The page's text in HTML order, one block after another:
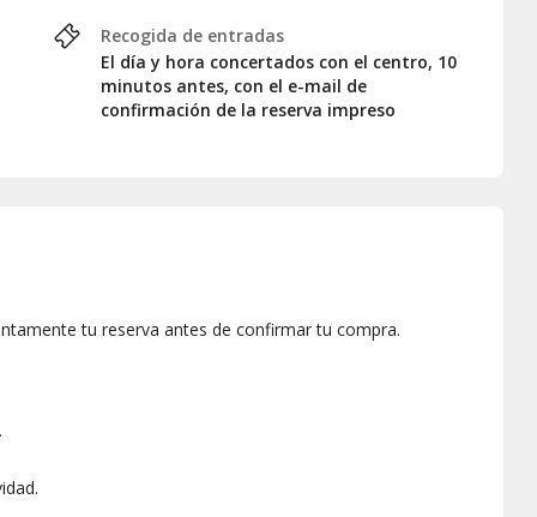
Recogida de entradas
El día y hora concertados con el centro, 10
minutos antes, con el e-mail de
confirmación de la reserva impreso
tu reserva antes de confirmar tu compra.